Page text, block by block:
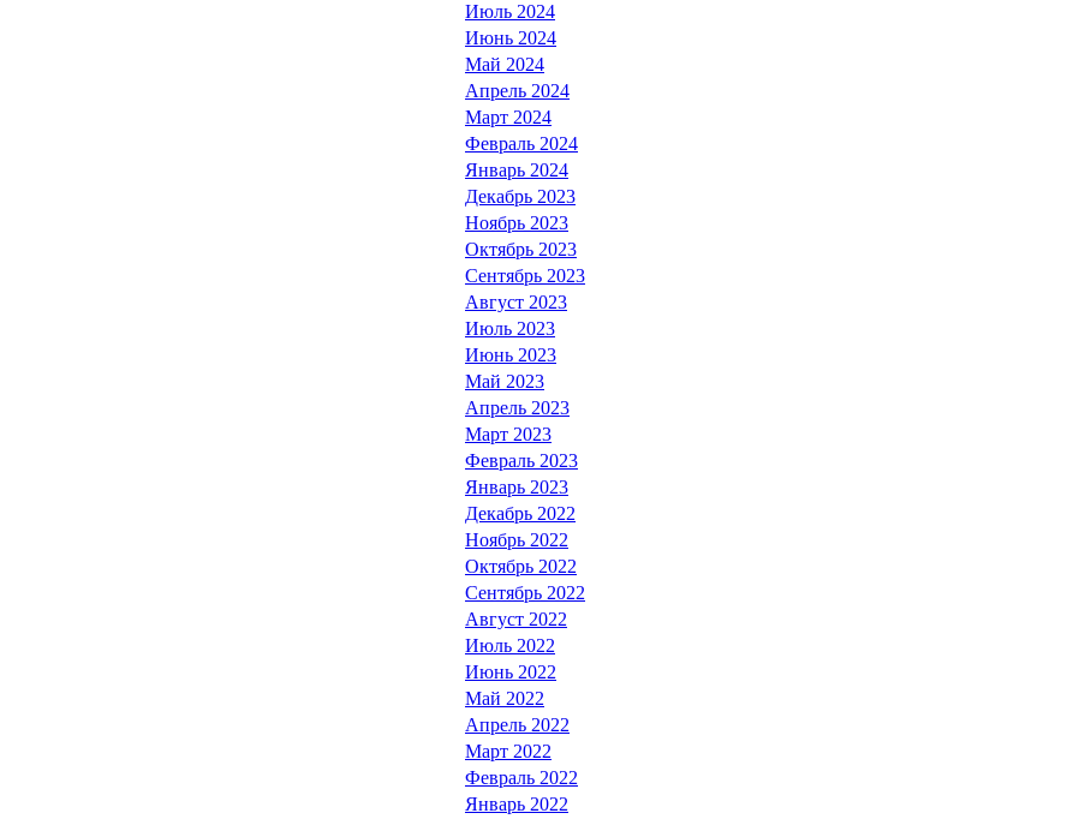
Июль 2024
Июнь 2024
Май 2024
Апрель 2024
Март 2024
Февраль 2024
Январь 2024
Декабрь 2023
Ноябрь 2023
Октябрь 2023
Сентябрь 2023
Август 2023
Июль 2023
Июнь 2023
Май 2023
Апрель 2023
Март 2023
Февраль 2023
Январь 2023
Декабрь 2022
Ноябрь 2022
Октябрь 2022
Сентябрь 2022
Август 2022
Июль 2022
Июнь 2022
Май 2022
Апрель 2022
Март 2022
Февраль 2022
Январь 2022